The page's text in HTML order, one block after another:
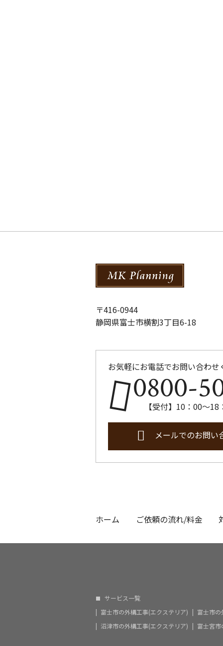
〒416-0944
静岡県富士市横割3丁目6-18
お気軽にお電話でお問い合わせ
0800-
【受付】10：00～
メールでのお問い
ホーム ご依頼の流れ/料金
サービス一覧
富士市の外構工事(エクステリア)
富士市
沼津市の外構工事(エクステリア)
富士宮